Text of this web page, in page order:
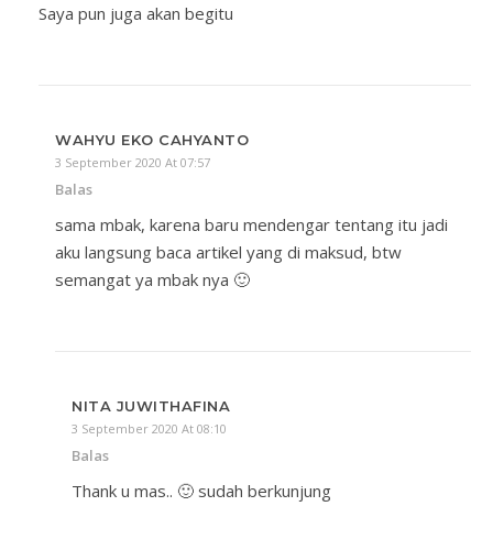
Saya pun juga akan begitu
WAHYU EKO CAHYANTO
3 September 2020 At 07:57
Balas
sama mbak, karena baru mendengar tentang itu jadi
aku langsung baca artikel yang di maksud, btw
semangat ya mbak nya 🙂
NITA JUWITHAFINA
3 September 2020 At 08:10
Balas
Thank u mas.. 🙂 sudah berkunjung